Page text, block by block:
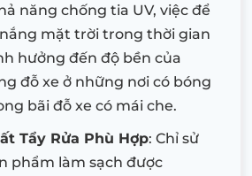
năng chống tia UV, việc để
mặt trời trong thời gian
hưởng đến độ bền của
đỗ xe ở những nơi có bóng
bãi đỗ xe có mái che.
Tẩy Rửa Phù Hợp: Chỉ sử
phẩm làm sạch được